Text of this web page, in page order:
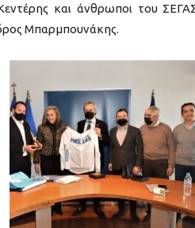
και άνθρωποι του
Μπαρμπουνάκης.